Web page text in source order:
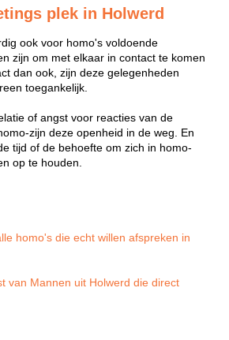
plek in Holwerd
ook voor homo's voldoende
zijn om met elkaar in contact te komen
dan ook, zijn deze gelegenheden
toegankelijk.
of angst voor reacties van de
zijn deze openheid in de weg. En
tijd of de behoefte om zich in homo-
op te houden.
homo's die echt willen afspreken in
van Mannen uit Holwerd die direct